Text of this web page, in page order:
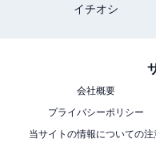
イチオシ
会社概要
プライバシーポリシー
当サイトの情報についての注